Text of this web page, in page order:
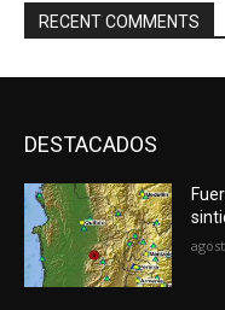
RECENT COMMENTS
DESTACADOS